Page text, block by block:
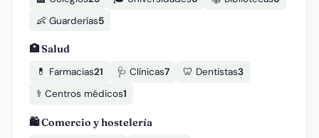
👶 Guarderías5
🏥 Salud
💊 Farmacias21 🩺 Clínicas7 🦷 Dentistas3
⚕️ Centros médicos1
🛍️ Comercio y hostelería